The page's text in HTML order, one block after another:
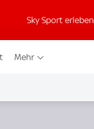
Sky Sport erleben
Mehr